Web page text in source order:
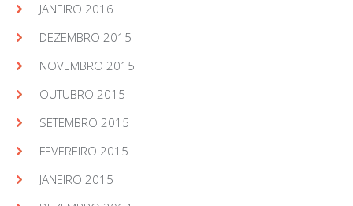
JANEIRO 2016
DEZEMBRO 2015
NOVEMBRO 2015
OUTUBRO 2015
SETEMBRO 2015
FEVEREIRO 2015
JANEIRO 2015